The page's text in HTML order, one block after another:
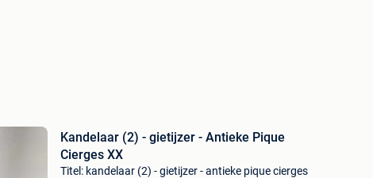
Kandelaar (2) - gietijzer - Antieke Pique
Cierges XX
Titel: kandelaar (2) - gietijzer - antieke pique cierges